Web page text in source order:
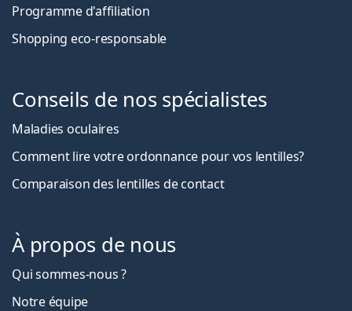
Programme d'affiliation
Shopping eco-responsable
Conseils de nos spécialistes
Maladies oculaires
Comment lire votre ordonnance pour vos lentilles?
Comparaison des lentilles de contact
À propos de nous
Qui sommes-nous ?
Notre équipe